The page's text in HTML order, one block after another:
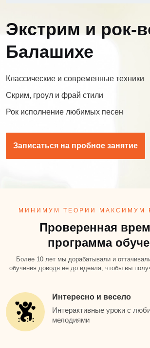
Экстрим и рок-
Балашихе
Классические и современные техники
Скрим, гроул и фрай стили
Рок исполнение любимых песен
Записаться на пробное занятие
МИНИМУМ ТЕОРИИ МАКСИМУМ
Проверенная
программа
Более 10 лет мы дорабатывали и
обучения доводя ее до идеала, чтобы вы
Интересно и весело
Интерактивные уроки с
мелодиями